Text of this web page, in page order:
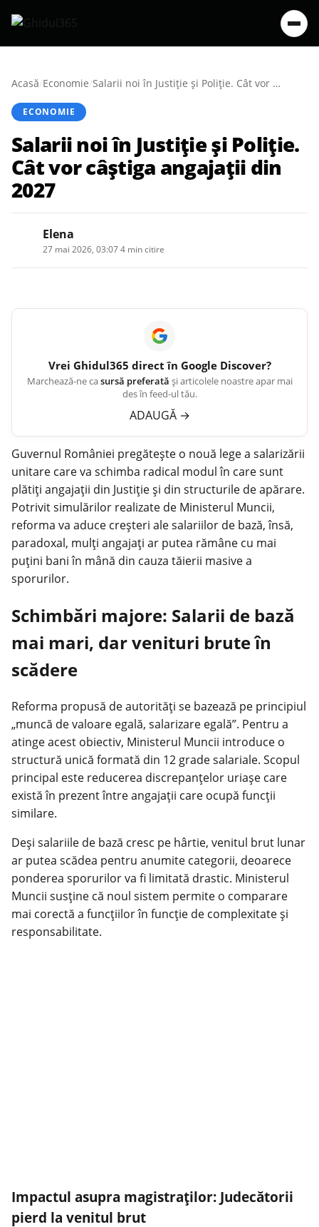
Acasă/Economie/ Salarii noi în Justiție și Poliție. Cât vor câștiga angajații din 2027
ECONOMIE
Salarii noi în Justiție și Poliție.
Cât vor câștiga angajații din
2027
Elena
27 mai 2026, 03:074 min citire
Vrei Ghidul365 direct în Google Discover?
Marchează-ne casursă preferată și articolele noastre apar mai
des în feed-ul tău.
ADAUGĂ →
Guvernul României pregătește o nouă legea salarizării
unitare care va schimba radical modul în care sunt
plătiți angajații din Justiție și din structurile de apărare.
Potrivit simulărilor realizate de Ministerul Muncii,
reforma va aduce creșteri ale salariilor de bază, însă,
paradoxal, mulți angajați ar putea rămâne cu mai
puțini bani în mână din cauza tăierii masive a
sporurilor.
Schimbări majore: Salarii de bază
mai mari, dar venituri brute în
scădere
Reforma propusă de autorități se bazează pe principiul
„muncă de valoare egală, salarizare egală”. Pentru a
atinge acest obiectiv, Ministerul Muncii introduce o
structură unică formată din 12 grade salariale. Scopul
principal este reducerea discrepanțelor uriașe care
există în prezent între angajații care ocupă funcții
similare.
Deși salariile de bază cresc pe hârtie, venitul brut lunar
ar putea scădea pentru anumite categorii, deoarece
ponderea sporurilor va fi limitată drastic. Ministerul
Muncii susține că noul sistem permite o comparare
mai corectă a funcțiilor în funcție de complexitate și
responsabilitate.
Impactul asupra magistraților: Judecătorii
pierd la venitul brut